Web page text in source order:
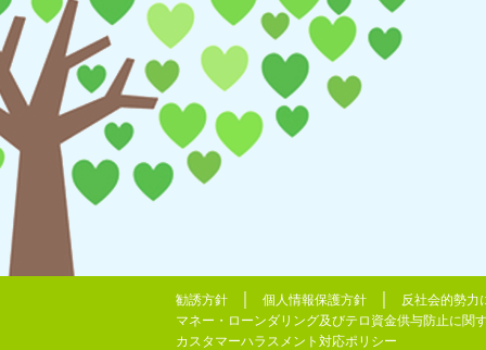
勧誘方針 個人情報保護方針
反社会的勢力
マネー・ローンダリング及びテロ資金供与防止に関
カスタマーハラスメント対応ポリシー